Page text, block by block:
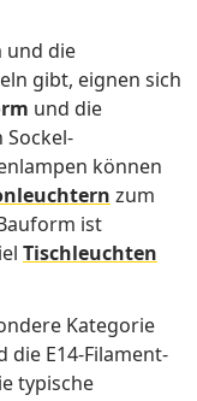
und die
gibt, eignen sich
und die
können
zum
ist
Tischleuchten
Kategorie
die E14-Filament-
typische